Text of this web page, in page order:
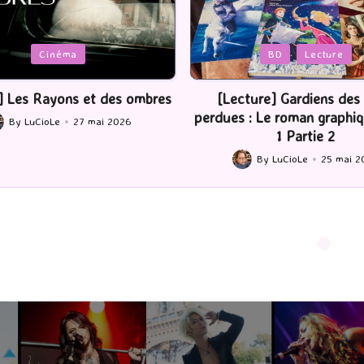
BD Lecture
Gardiens des cités
: Le roman graphique Tome
Posted
in
Serie Tv USA
[Série TV] The Madison :
by
By LuCioLe 22 mai